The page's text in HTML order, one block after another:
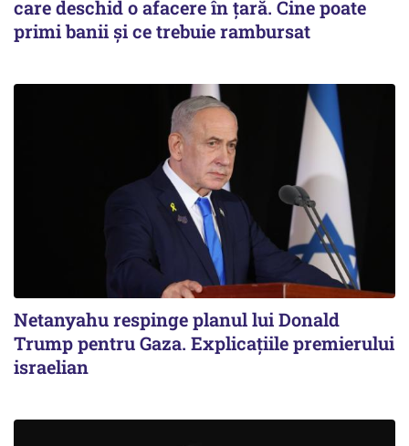
care deschid o afacere în țară. Cine poate
primi banii și ce trebuie rambursat
Netanyahu respinge planul lui Donald
Trump pentru Gaza. Explicațiile premierului
israelian